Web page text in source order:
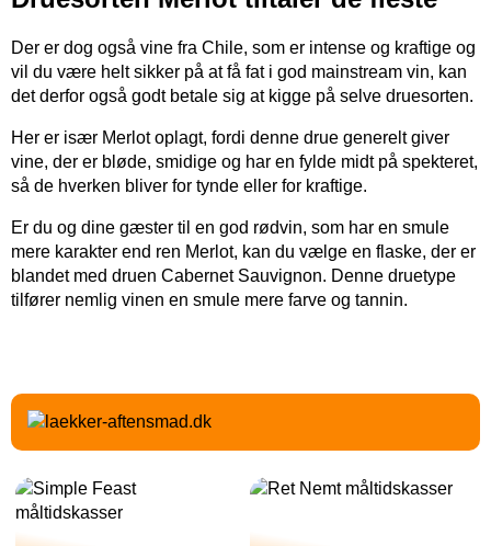
Der er dog også vine fra Chile, som er intense og kraftige og
vil du være helt sikker på at få fat i god mainstream vin, kan
det derfor også godt betale sig at kigge på selve druesorten.
Her er især Merlot oplagt, fordi denne drue generelt giver
vine, der er bløde, smidige og har en fylde midt på spekteret,
så de hverken bliver for tynde eller for kraftige.
Er du og dine gæster til en god rødvin, som har en smule
mere karakter end ren Merlot, kan du vælge en flaske, der er
blandet med druen Cabernet Sauvignon. Denne druetype
tilfører nemlig vinen en smule mere farve og tannin.